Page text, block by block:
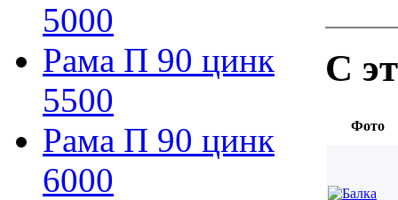
5000
Рама П 90 цинк
5500
Рама П 90 цинк
6000
С
Фото